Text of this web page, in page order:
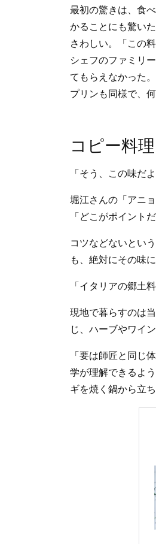
最初の驚きは、食
かることにも驚い
さわしい。「この
シェフのファミリ
てもらえなかった
プリンも同様で、
コピー料
「そう、この味だよ
堀江さんの「アニ
「どこがポイント
コツなどないとい
も、絶対にその味
「イタリアの郷土
現地で暮らすのは
じ、ハーブやワイ
「要は師匠と同じ
学が理解できるよ
ギを焼く鍋から立